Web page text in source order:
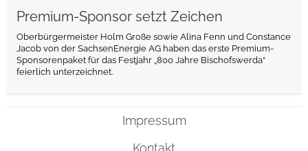
Premium-Sponsor setzt Zeichen
Oberbürgermeister Holm Große sowie Alina Fenn und Constance
Jacob von der SachsenEnergie AG haben das erste Premium-
Sponsorenpaket für das Festjahr „800 Jahre Bischofswerda“
feierlich unterzeichnet.
Impressum